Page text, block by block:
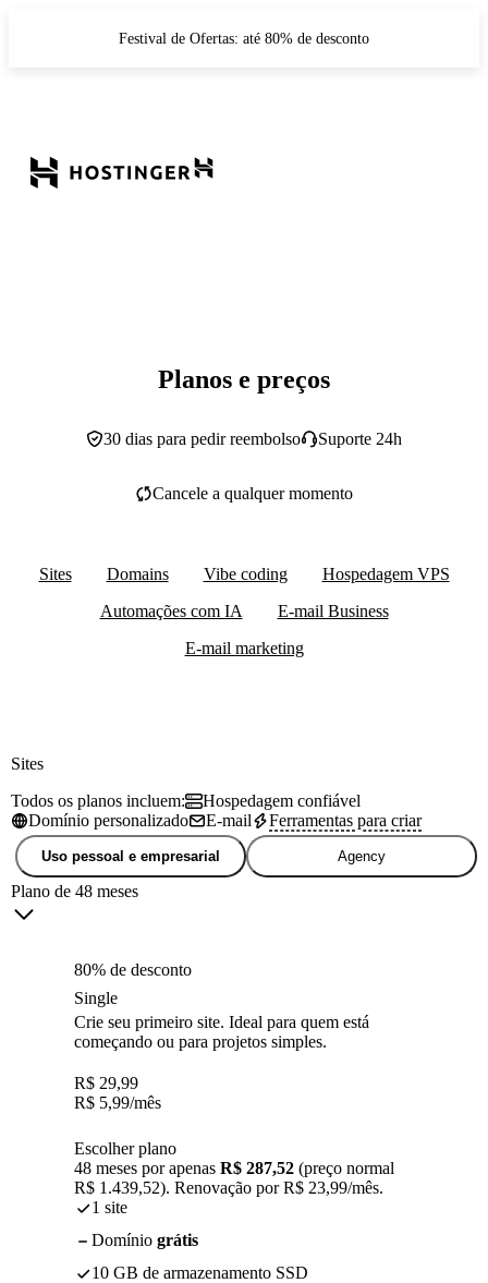
Festival de Ofertas: até 80% de desconto
Planos e preços
30 dias para pedir reembolso Suporte 24h
Cancele a qualquer momento
Sites Domains Vibe coding
Hospedagem VPS
Automações com IA
E-mail Business
E-mail marketing
Sites
Todos os planos incluem:
Hospedagem confiável
Domínio personalizado
E-mail Ferramentas para criar
Uso pessoal e empresarial Agency
Plano de 48 meses
80% de desconto
Single
Crie seu primeiro site. Ideal para quem está
começando ou para projetos simples.
R$ 29,99
R$ 5,99/mês
Escolher plano
48 meses por apenas R$ 287,52 (preço normal
R$ 1.439,52). Renovação por R$ 23,99/mês.
1 site
Domínio grátis
10 GB de armazenamento SSD